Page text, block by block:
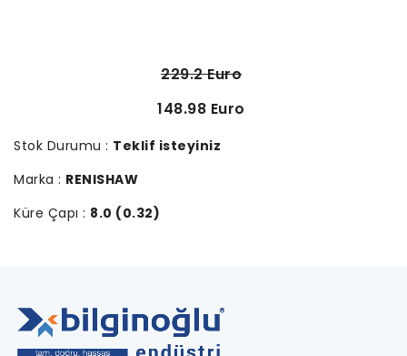
229.2 Euro
148.98 Euro
Stok Durumu : Teklif isteyiniz
Marka : RENISHAW
Küre Çapı : 8.0 (0.32)